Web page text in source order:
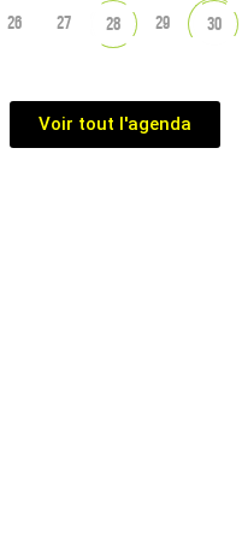
26 27 28 29 30
Voir tout l'agenda